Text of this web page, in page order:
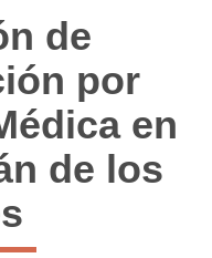
de
por
en
de los